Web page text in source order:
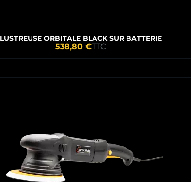
LUSTREUSE ORBITALE BLACK SUR BATTERIE
538,80 €TTC